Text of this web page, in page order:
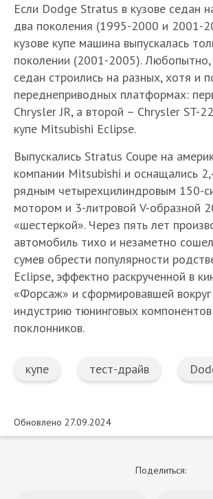
Если Dodge Stratus в кузове седан
два поколения (1995-2000 и 2001-
кузове купе машина выпускалась
поколении (2001-2005). Любопытно,
седан строились на разных, хотя и
переднеприводных платформах:
Chrysler JR, а второй – Chrysler ST-
купе Mitsubishi Eclipse.
Выпускались Stratus Coupe на
компании Mitsubishi и оснащались
рядным четырехцилиндровым 150-
мотором и 3-литровой V-образной
«шестеркой». Через пять лет
автомобиль тихо и незаметно
сумев обрести популярности
Eclipse, эффектно раскрученной в
«Форсаж» и сформировавшей
индустрию тюнинговых
поклонников.
купе тест-драйв
Обновлено 27.09.2024
Поделиться: